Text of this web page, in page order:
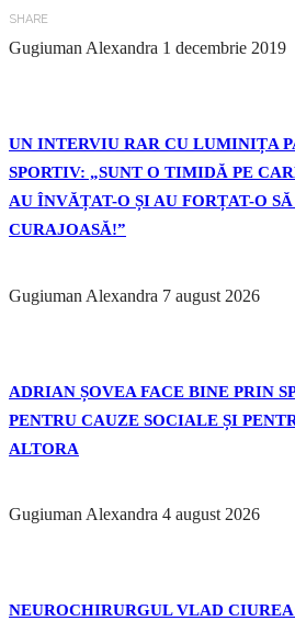
SHARE
Gugiuman Alexandra 1 decembrie 2019
UN INTERVIU RAR CU LUMINIȚA
SPORTIV: „SUNT O TIMIDĂ PE
AU ÎNVĂȚAT-O ȘI AU FORȚAT-O
CURAJOASĂ!”
Gugiuman Alexandra 7 august 2026
ADRIAN ȘOVEA FACE BINE PRIN
PENTRU CAUZE SOCIALE ȘI
ALTORA
Gugiuman Alexandra 4 august 2026
NEUROCHIRURGUL VLAD